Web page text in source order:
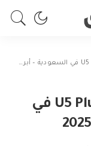
عروض سيارات بايك U5 Plus في